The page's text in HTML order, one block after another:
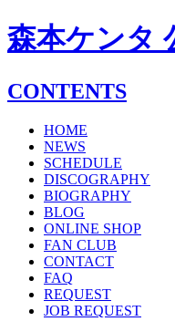
森本ケンタ
CONTENTS
HOME
NEWS
SCHEDULE
DISCOGRAPHY
BIOGRAPHY
BLOG
ONLINE SHOP
FAN CLUB
CONTACT
FAQ
REQUEST
JOB REQUEST